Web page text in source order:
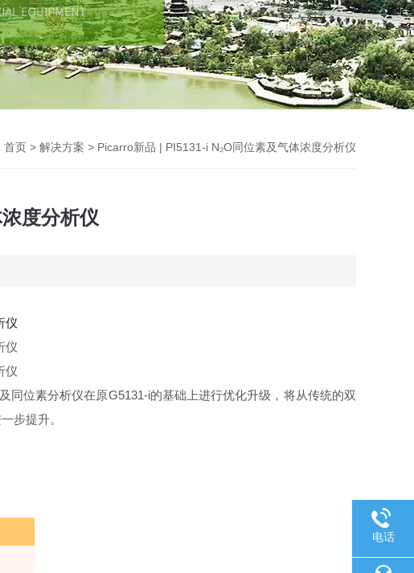
首页 > 解决方案 > Picarro新品 | PI5131-i N₂O同位素及气体浓度分析仪
度分析仪
位素分析仪在原G5131-i的基础上进行优化升级，将从传统的双
步提升。
电话